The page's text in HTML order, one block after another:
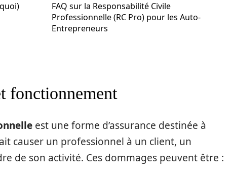
FAQ sur la Responsabilité Civile
Professionnelle (RC Pro) pour les Auto-
Entrepreneurs
fonctionnement
est une forme d’assurance destinée à
causer un professionnel à un client, un
de son activité. Ces dommages peuvent être :